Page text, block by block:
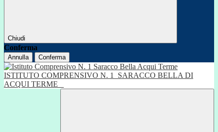
Chiudi
Conferma
Annulla Conferma
ISTITUTO COMPRENSIVO N. 1
SARACCO BELLA DI
ACQUI TERME